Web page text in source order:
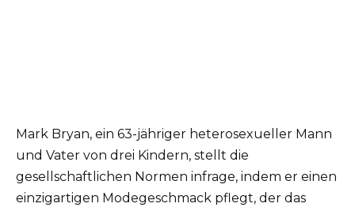
Mark Bryan, ein 63-jähriger heterosexueller Mann
und Vater von drei Kindern, stellt die
gesellschaftlichen Normen infrage, indem er einen
einzigartigen Modegeschmack pflegt, der das